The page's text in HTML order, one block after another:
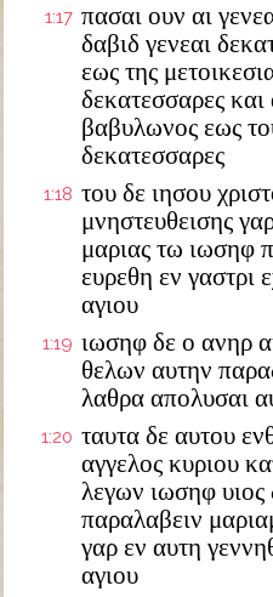
1:17 πασαι ουν αι
δαβιδ γενεαι
εως της
δεκατεσσαρες και
βαβυλωνος εως
δεκατεσσαρες
1:18 του δε ιησου
μνηστευθεισης
μαριας τω ιωσηφ
ευρεθη εν γαστρι
αγιου
1:19 ιωσηφ δε ο ανηρ
θελων αυτην
λαθρα απολυσαι
1:20 ταυτα δε αυτου
αγγελος κυριου
λεγων ιωσηφ
παραλαβειν
γαρ εν αυτη
αγιου